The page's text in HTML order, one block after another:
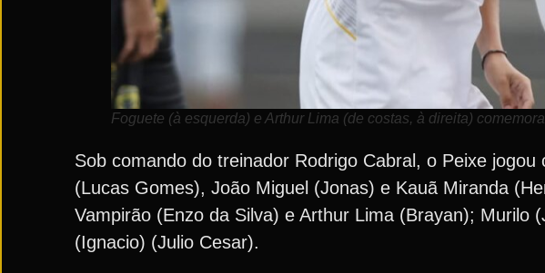
Foguete (à esquerda) e Arthur Lima (de costas, à direita)
Sob comando do treinador Rodrigo Cabral, o Peixe
(Lucas Gomes), João Miguel (Jonas) e Kauã Miranda
Vampirão (Enzo da Silva) e Arthur Lima (Brayan); Murilo
(Ignacio) (Julio Cesar).